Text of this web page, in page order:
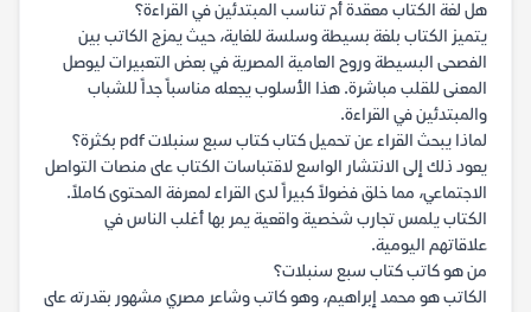
هل لغة الكتاب معقدة أم تناسب المبتدئين في القراءة؟
يتميز الكتاب بلغة بسيطة وسلسة للغاية، حيث يمزج الكاتب بين
الفصحى البسيطة وروح العامية المصرية في بعض التعبيرات ليوصل
المعنى للقلب مباشرة. هذا الأسلوب يجعله مناسباً جداً للشباب
والمبتدئين في القراءة.
لماذا يبحث القراء عن تحميل كتاب كتاب سبع سنبلات pdf بكثرة؟
يعود ذلك إلى الانتشار الواسع لاقتباسات الكتاب على منصات التواصل
الاجتماعي، مما خلق فضولاً كبيراً لدى القراء لمعرفة المحتوى كاملاً.
الكتاب يلمس تجارب شخصية واقعية يمر بها أغلب الناس في
علاقاتهم اليومية.
من هو كاتب كتاب سبع سنبلات؟
الكاتب هو محمد إبراهيم، وهو كاتب وشاعر مصري مشهور بقدرته على